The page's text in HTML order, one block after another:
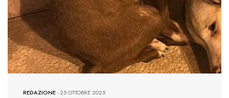
REDAZIONE-25 OTTOBRE 2025